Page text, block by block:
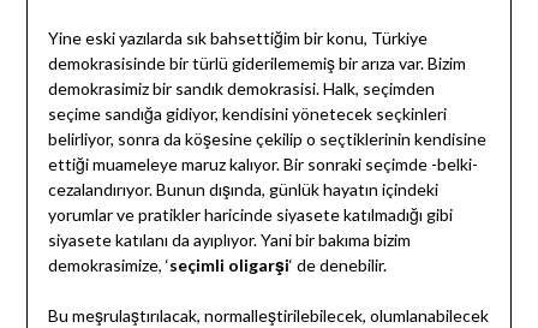
Yine eski yazılarda sık bahsettiğim bir konu, Türkiye
demokrasisinde bir türlü giderilememiş bir arıza var. Bizim
demokrasimiz bir sandık demokrasisi. Halk, seçimden
seçime sandığa gidiyor, kendisini yönetecek seçkinleri
belirliyor, sonra da köşesine çekilip o seçtiklerinin kendisine
ettiği muameleye maruz kalıyor. Bir sonraki seçimde -belki-
cezalandırıyor. Bunun dışında, günlük hayatın içindeki
yorumlar ve pratikler haricinde siyasete katılmadığı gibi
siyasete katılanı da ayıplıyor. Yani bir bakıma bizim
demokrasimize, ‘seçimli oligarşi‘ de denebilir.
Bu meşrulaştırılacak, normalleştirilebilecek, olumlanabilecek